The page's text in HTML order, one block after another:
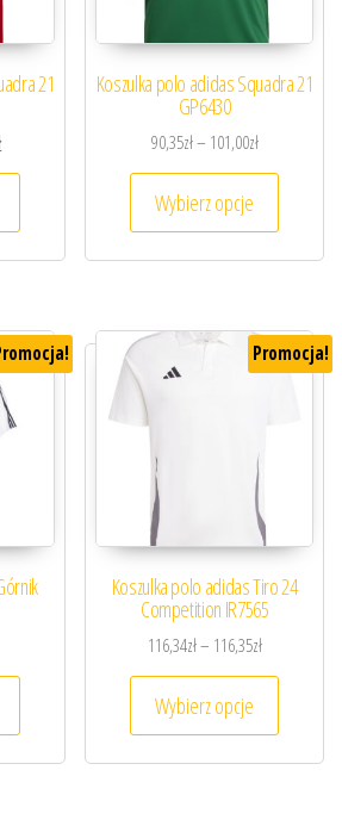
21
wynosiła: 126,00zł.
Aktualna cena wynosi: 121,00zł.
Ten produkt ma wiele wariantów. Opcje
Koszulka polo adidas Squadra 21
GP6430
90,35zł– 101,00złZakres cen:
Wybierz opcje
Ten
wynosiła: 63,96zł.
cena wynosi: 61,50zł.
Ten produkt ma wiele wariantów. Opcje
Promocja!
Koszulka polo adidas Tiro 24
Competition IR7565
116,34zł– 116,35złZakres cen:
Wybierz opcje
Ten